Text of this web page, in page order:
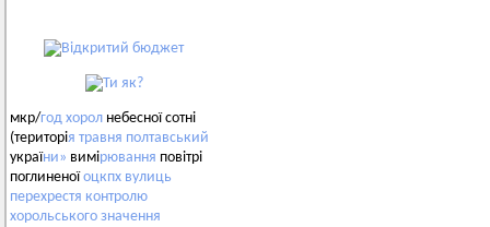
мкр/год хорол небесної сотні
(територія травня полтавський
україни» вимірювання повітрі
поглиненоїоцкпх вулиць
перехрестя контролю
хорольського значення